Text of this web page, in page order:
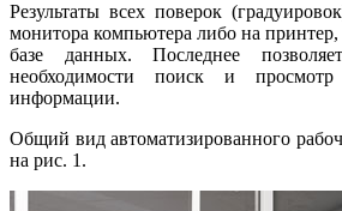
Результаты всех поверок
монитора компьютера ли­бо на принтер,
ба­зе данных. Последнее
необходимости поиск и просмотр
информации.
Общий вид автоматизированного
на рис. 1.